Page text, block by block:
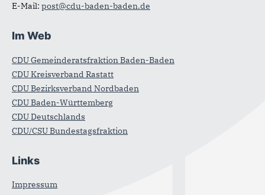
E-Mail: post@cdu-baden-baden.de
Im Web
CDU Gemeinderatsfraktion Baden-Baden
CDU Kreisverband Rastatt
CDU Bezirksverband Nordbaden
CDU Baden-Württemberg
CDU Deutschlands
CDU/CSU Bundestagsfraktion
Links
Impressum